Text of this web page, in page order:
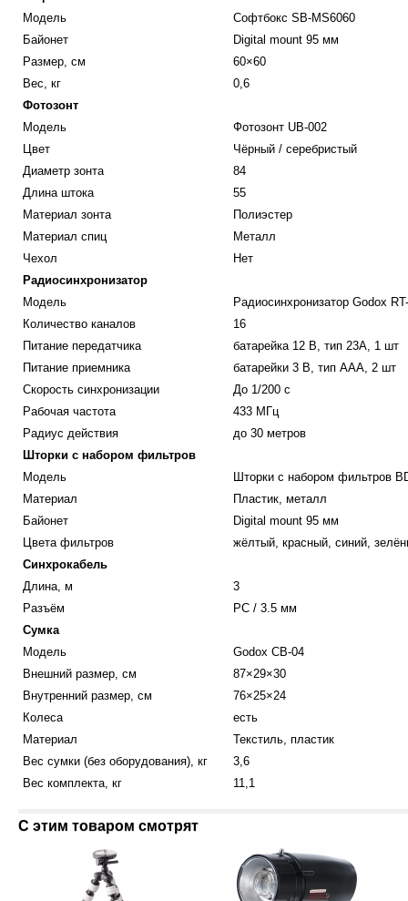
Модель
Софтбокс SB-MS6060
Байонет
Digital mount 95 мм
Размер, см
60×60
Вес, кг
0,6
Фотозонт
Модель
Фотозонт UB-002
Цвет
Чёрный / серебристый
Диаметр зонта
84
Длина штока
55
Материал зонта
Полиэстер
Материал спиц
Металл
Чехол
Нет
Радиосинхронизатор
Модель
Радиосинхронизатор Godox
Количество каналов
16
Питание передатчика
батарейка 12 В, тип 23A, 1 шт
Питание приемника
батарейки 3 В, тип AAA, 2 шт
Cкорость синхронизации
До 1/200 с
Рабочая частота
433 МГц
Радиус действия
до 30 метров
Шторки с набором фильтров
Модель
Шторки с набором фильтров
Материал
Пластик, металл
Байонет
Digital mount 95 мм
Цвета фильтров
жёлтый, красный, синий,
Синхрокабель
Длина, м
3
Разъём
PC / 3.5 мм
Сумка
Модель
Godox CB-04
Внешний размер, см
87×29×30
Внутренний размер, см
76×25×24
Колеса
есть
Материал
Текстиль, пластик
Вес сумки (без оборудования), кг
3,6
Вес комплекта, кг
11,1
С этим товаром смотрят